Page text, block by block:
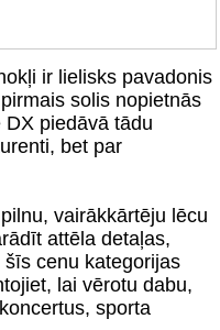
ir lielisks pavadonis
solis nopietnās
piedāvā tādu
bet par
vairākkārtēju lēcu
attēla detaļas,
cenu kategorijas
lai vērotu dabu,
sporta